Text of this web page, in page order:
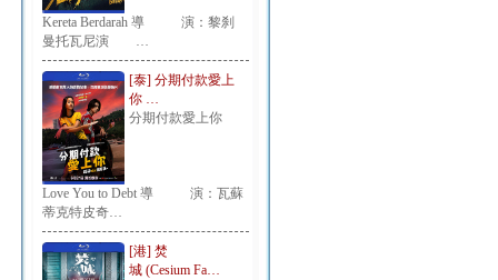
Kereta Berdarah 導 演：黎刹
曼托瓦尼演 …
[泰] 分期付款愛上
你 …
分期付款愛上你
Love You to Debt 導 演：瓦蘇
蒂克特皮奇…
[港] 焚
城 (Cesium Fa…